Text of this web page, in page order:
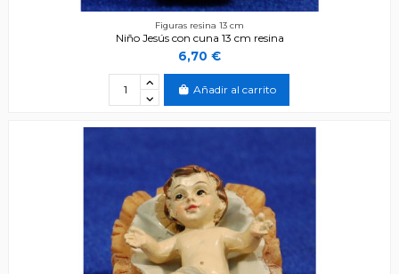
Figuras resina 13 cm
Niño Jesús con cuna 13 cm resina
6,70 €
Añadir al carrito